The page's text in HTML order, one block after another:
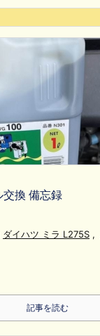
交換 備忘録
ダイハツ ミラ L275S ,
記事を読む